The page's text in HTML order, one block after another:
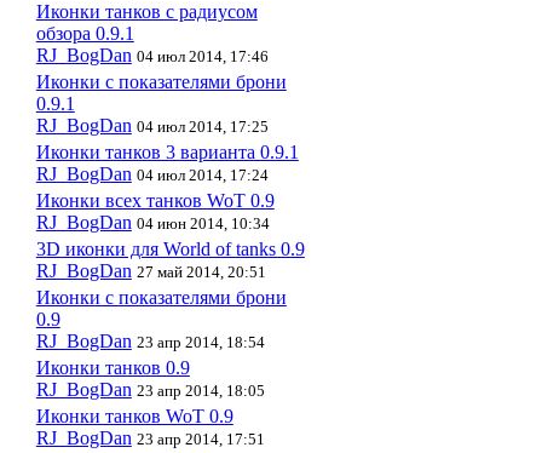
Иконки танков с радиусом
обзора 0.9.1
RJ_BogDan 04 июл 2014, 17:46
Иконки с показателями брони
0.9.1
RJ_BogDan 04 июл 2014, 17:25
Иконки танков 3 варианта 0.9.1
RJ_BogDan 04 июл 2014, 17:24
Иконки всех танков WoT 0.9
RJ_BogDan 04 июн 2014, 10:34
3D иконки для World of tanks 0.9
RJ_BogDan 27 май 2014, 20:51
Иконки с показателями брони
0.9
RJ_BogDan 23 апр 2014, 18:54
Иконки танков 0.9
RJ_BogDan 23 апр 2014, 18:05
Иконки танков WoT 0.9
RJ_BogDan 23 апр 2014, 17:51